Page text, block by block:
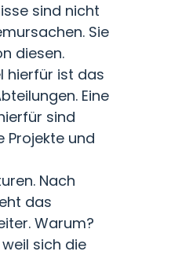
sind nicht
Sie
diesen.
hierfür ist das
Eine
sind
Projekte und
Nach
das
Warum?
sich die